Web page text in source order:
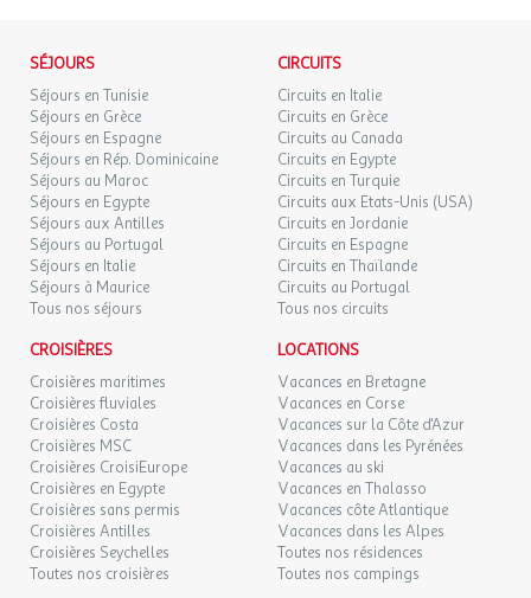
Randonnée
Pétanque
Dates d'ouverture : Ouvert en juillet et août
Prix : Gratuit
Piste cyclable
Aire de fitness extérieure
Prix : Gratuit
Sports nautiques
Surf
Aire de jeux pour enfants
Dates d'ouverture : Ouvert toute la saison
Prix : Gratuit
Etablissement
Les atouts de l'Établissement
26
SEPT.
94 €
au lieu de
DIM.
27
SEPT.
94 €
au lieu de
29/09/2026
LUN.
28
SEPT.
94 €
au lieu de
Retour le
30/09/2026
29
SEPT.
MER.
30
SEPT.
105 €
Retour le
02/10/2026
oct. 2026
JEU.
01
OCT.
105 €
Retour le
03/10/2026
SÉJOURS
Séjours en Tunisie
Séjours en Grèce
Séjours en Espagne
Séjours en Rép. Dominicaine
Séjours au Maroc
Séjours en Egypte
Séjours aux Antilles
Séjours au Portugal
Séjours en Italie
Séjours à Maurice
Tous nos séjours
CIRCUITS
Circuits en Italie
Circuits en Grèce
Circuits au Canada
Circuits en Egypte
Circuits en Turquie
Circuits aux Etats-Unis (USA)
Circuits en Jordanie
Circuits en Espagne
Circuits en Thaïlande
Circuits au Portugal
Tous nos circuits
CROISIÈRES
Croisières maritimes
Croisières fluviales
Croisières Costa
Croisières MSC
Croisières CroisiEurope
Croisières en Egypte
Croisières sans permis
Croisières Antilles
Croisières Seychelles
Toutes nos croisières
LOCATIONS
Vacances en Bretagne
Vacances en Corse
Vacances sur la Côte d'Azur
Vacances dans les Pyrénées
Vacances au ski
Vacances en Thalasso
Vacances côte Atlantique
Vacances dans les Alpes
Toutes nos résidences
Toutes nos campings